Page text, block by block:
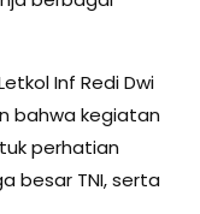
Inf Redi Dwi
bahwa kegiatan
perhatian
besar TNI, serta